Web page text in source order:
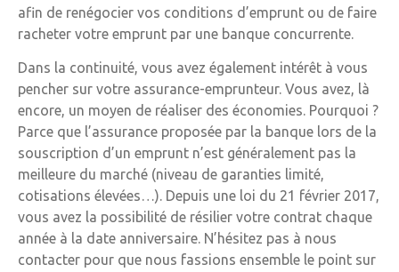
afin de renégocier vos conditions d’emprunt ou de faire
racheter votre emprunt par une banque concurrente.
Dans la continuité, vous avez également intérêt à vous
pencher sur votre assurance-emprunteur. Vous avez, là
encore, un moyen de réaliser des économies. Pourquoi ?
Parce que l’assurance proposée par la banque lors de la
souscription d’un emprunt n’est généralement pas la
meilleure du marché (niveau de garanties limité,
cotisations élevées…). Depuis une loi du 21 février 2017,
vous avez la possibilité de résilier votre contrat chaque
année à la date anniversaire. N’hésitez pas à nous
contacter pour que nous fassions ensemble le point sur